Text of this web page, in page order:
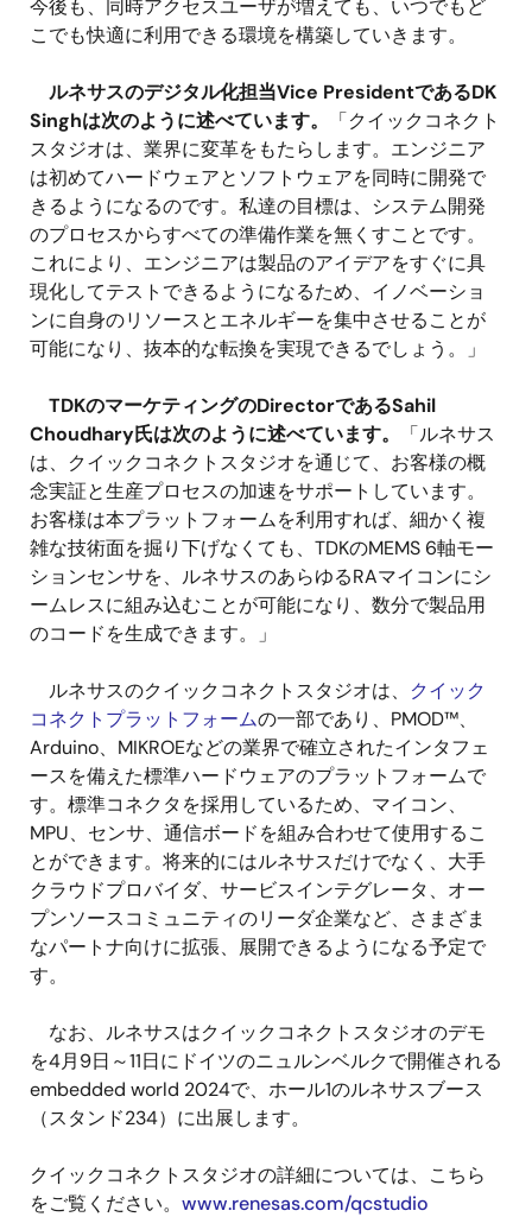
今後も、同時アクセスユーザが増えても、いつでもど
こでも快適に利用できる環境を構築していきます。
ルネサスのデジタル化担当Vice PresidentであるDK
Singhは次のように述べています。
「クイックコネクト
スタジオは、業界に変革をもたらします。エンジニア
は初めてハードウェアとソフトウェアを同時に開発で
きるようになるのです。私達の目標は、システム開発
のプロセスからすべての準備作業を無くすことです。
これにより、エンジニアは製品のアイデアをすぐに具
現化してテストできるようになるため、イノベーショ
ンに自身のリソースとエネルギーを集中させることが
可能になり、抜本的な転換を実現できるでしょう。」
TDKのマーケティングのDirectorであるSahil
Choudhary氏は次のように述べています。
「ルネサス
は、クイックコネクトスタジオを通じて、お客様の概
念実証と生産プロセスの加速をサポートしています。
お客様は本プラットフォームを利用すれば、細かく複
雑な技術面を掘り下げなくても、TDKのMEMS 6軸モー
ションセンサを、ルネサスのあらゆるRAマイコンにシ
ームレスに組み込むことが可能になり、数分で製品用
のコードを生成できます。」
ルネサスのクイックコネクトスタジオは、 クイック
コネクトプラットフォームの一部であり、PMOD™、
Arduino、MIKROEなどの業界で確立されたインタフェ
ースを備えた標準ハードウェアのプラットフォームで
す。標準コネクタを採用しているため、マイコン、
MPU、センサ、通信ボードを組み合わせて使用するこ
とができます。将来的にはルネサスだけでなく、大手
クラウドプロバイダ、サービスインテグレータ、オー
プンソースコミュニティのリーダ企業など、さまざま
なパートナ向けに拡張、展開できるようになる予定で
す。
なお、ルネサスはクイックコネクトスタジオのデモ
を4月9日～11日にドイツのニュルンベルクで開催される
embedded world 2024で、ホール1のルネサスブース
（スタンド234）に出展します。
クイックコネクトスタジオの詳細については、こちら
をご覧ください。 www.renesas.com/qcstudio